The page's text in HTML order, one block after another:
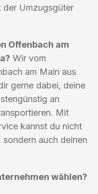
der Umzugsgüter
Offenbach am
Wir vom
am Main aus
gerne dabei, deine
an
Mit
kannst du nicht
auch deinen
wählen?